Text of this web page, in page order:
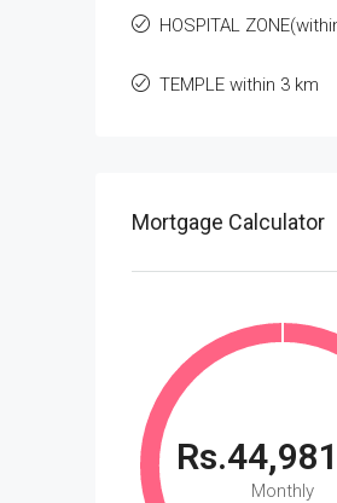
HOSPITAL
TEMPLE within 3 km
Mortgage Calculator
Monthly